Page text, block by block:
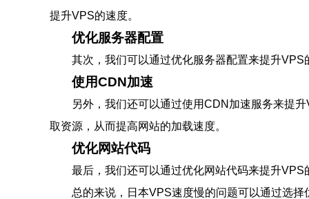
提升VPS的速度。
优化服务器配置
其次，我们可以通过优化服务器配置来提升
使用CDN加速
另外，我们还可以通过使用CDN加速服务来提
取资源，从而提高网站的加载速度。
优化网站代码
最后，我们还可以通过优化网站代码来提升
总的来说，日本VPS速度慢的问题可以通过选